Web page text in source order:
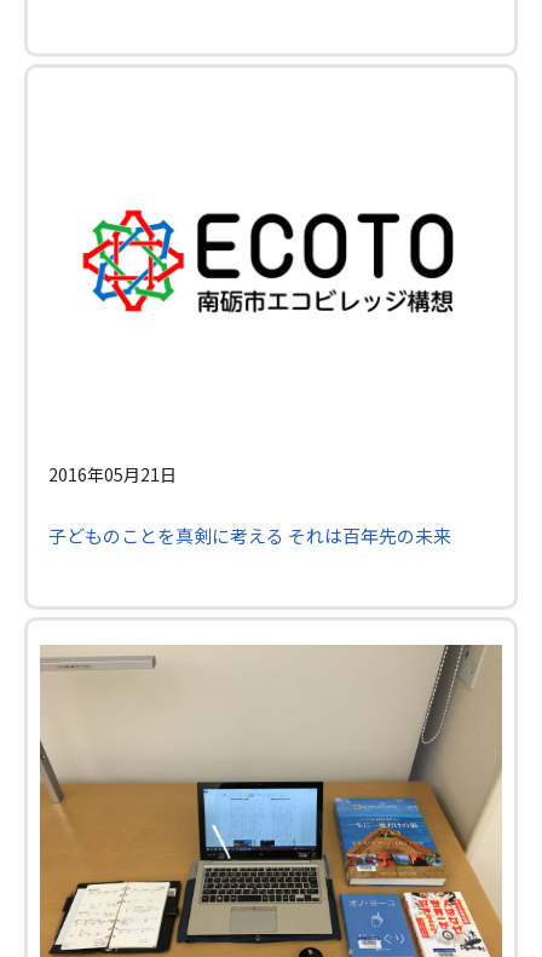
2016年05月21日
子どものことを真剣に考える それは百年先の未来